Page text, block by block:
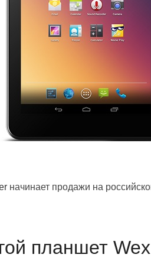
начинает продажи на
планшет